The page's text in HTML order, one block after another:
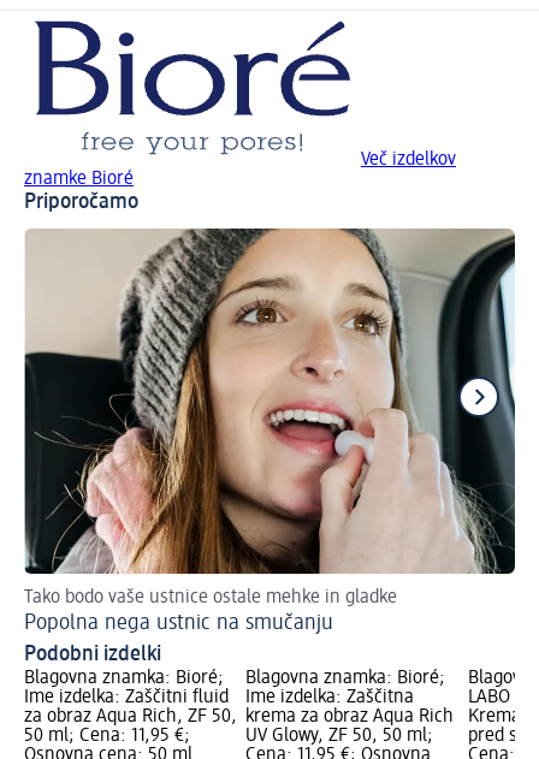
Več izdelkov
znamke Bioré
Priporočamo
Tako bodo vaše ustnice ostale mehke in gladke
Popolna nega ustnic na smučanju
Podobni izdelki
Blagovna znamka: Bioré;
Ime izdelka: Zaščitni fluid
za obraz Aqua Rich, ZF 50,
50 ml; Cena: 11,95 €;
Blagovna znamka: Bioré;
Ime izdelka: Zaščitna
krema za obraz Aqua Rich
UV Glowy, ZF 50, 50 ml;
LABO
Krema
pred